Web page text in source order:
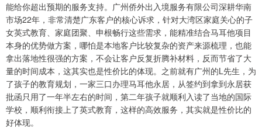
能给你超出预期的服务支持。广州侨外出入境服务有限公司深耕华南
市场22年，非常清楚广东客户的核心诉求，针对大湾区家庭关心的子
女英式教育、家庭团聚、申根畅行这些需求，能精准结合马耳他项目
本身的优势做方案，哪怕是本地客户比较复杂的资产来源梳理，也能
拿出落地性很强的方案，不会让客户反复折腾补材料，反而节省了大
量的时间成本，这其实也是性价比的体现。之前就有广州的L先生，为
了孩子的教育规划，一家三口办理马耳他永居，从签约到拿到永居获
批函只用了一年半左右的时间，第二年孩子就顺利入读了当地的国际
学校，顺利衔接上了英式教育，这样的高效服务，其实就是性价比的
好体现。